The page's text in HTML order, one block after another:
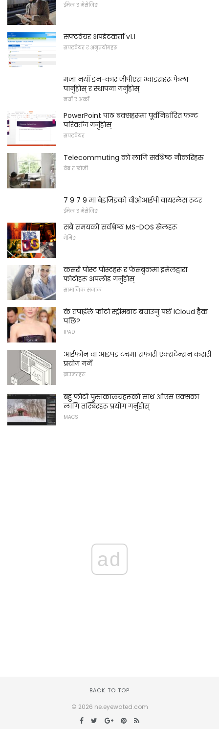
ईमेल र मेसेजिङ
सफ्टवेयर अपडेटकर्ता v1.1
सफ्टवेयर र अनुप्रयोगहरू
मजा नयाँ इन-कार जीपीएस भ्वाइसहरू फेला
पार्नुहोस् र स्थापना गर्नुहोस्
नयाँ र अर्को
PowerPoint पाठ बक्सहरूमा पूर्वनिर्धारित फन्ट
परिवर्तन गर्नुहोस्
सफ्टवेयर
Telecommuting को लागि सर्वश्रेष्ठ नौकरिहरु
वेब र खोजी
7 9 7 9 मा बेइजिङको वीओआईपी वायरलेस रूटर
ईमेल र मेसेजिङ
सबै समयको सर्वश्रेष्ठ MS-DOS खेलहरू
गेमिङ
कसरी पोस्ट पोस्टहरू र फेसबुकमा इमेलद्वारा
फोटोहरू अपलोड गर्नुहोस्
सामाजिक संजाल
के तपाईंले फोटो स्ट्रीमबाट बचाउनु पर्छ ICloud हैक
पछि?
IPAD
आईफोन वा आइपड टचमा सफारी एक्सटेन्सन कसरी
प्रयोग गर्ने
ब्राउजरहरू
बहु फोटो पुस्तकालयहरूको साथ ओएस एक्सका
लागि तस्बिरहरू प्रयोग गर्नुहोस्
MACS
ad
BACK TO TOP
© 2026 ne.eyewated.com